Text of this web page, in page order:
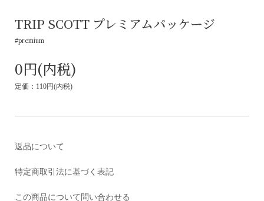
TRIP SCOTT プレミアムパッケージ
#premium
0円(内税)
定価：110円(内税)
返品について
特定商取引法に基づく表記
この商品について問い合わせる